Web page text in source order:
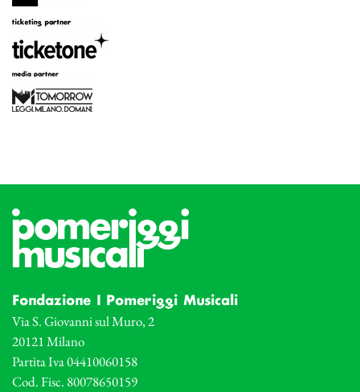
Fondazione I Pomeriggi Musicali
Via S. Giovanni sul Muro, 2
20121 Milano
Partita Iva 04410060158
Cod. Fisc. 80078650159